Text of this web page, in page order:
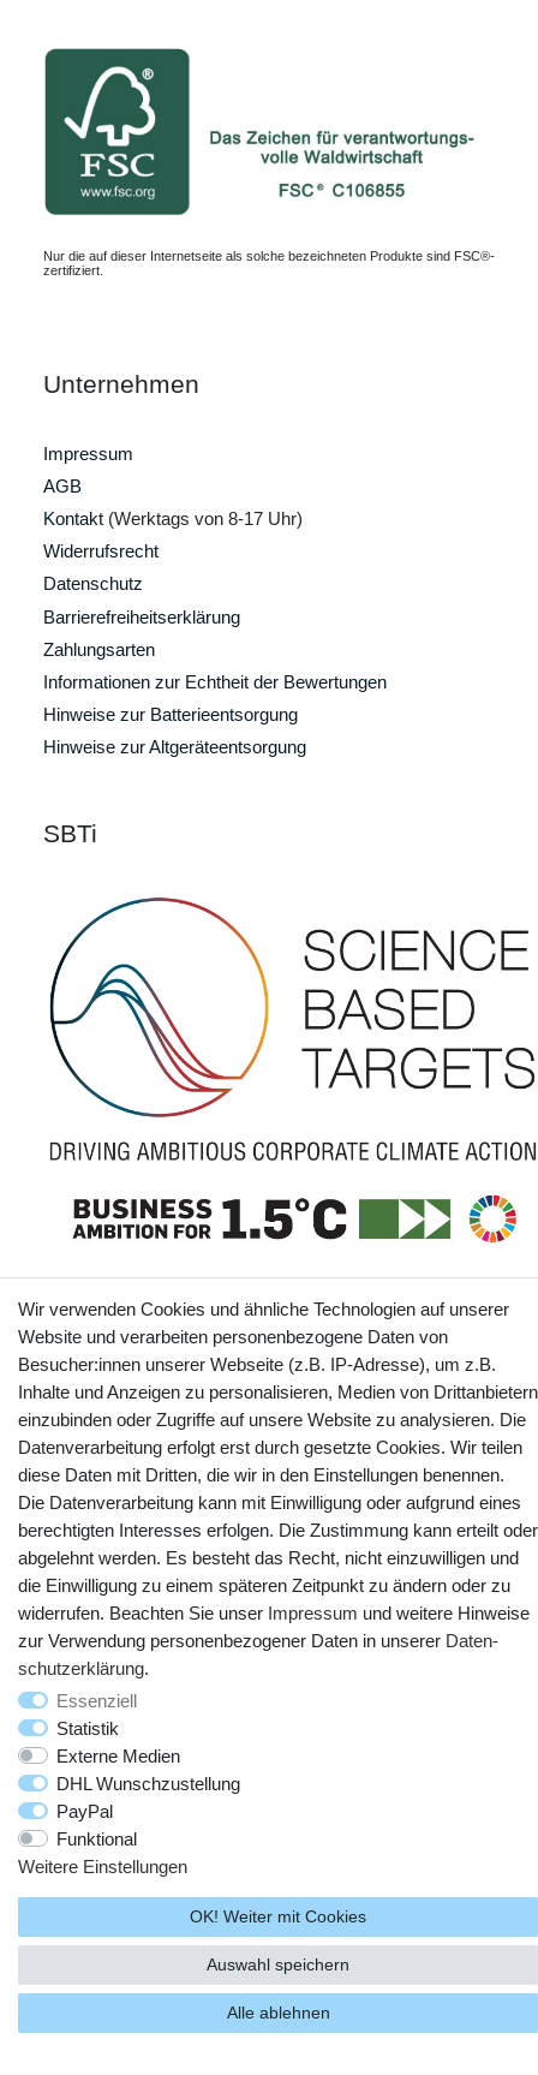
Nur die auf dieser Internetseite als solche bezeichneten Produkte sind FSC®-
zertifiziert.
Unternehmen
Impressum
AGB
Kontakt (Werktags von 8-17 Uhr)
Widerrufsrecht
Datenschutz
Barrierefreiheitserklärung
Zahlungsarten
Informationen zur Echtheit der Bewertungen
Hinweise zur Batterieentsorgung
Hinweise zur Altgeräteentsorgung
SBTi
The SBTi has approved webtotrade GmbH’s near-term science-based
emissions reduction target: webtotrade GmbH commits to reduce absolute
scope 1 and scope 2 GHG emissions 45% by 2030 from a 2024 base year,
and to measure and reduce its scope 3 emissions.
Vertrag widerrufen Kontakt
YouTube Facebook Instagram
© Copyright 2025 webtotrade GmbH. Alle Rechte vorbehalten.
Wir verwenden Cookies und ähnliche Technologien auf unserer
Website und verarbeiten personenbezogene Daten von
Besucher:innen unserer Webseite (z.B. IP-Adresse), um z.B.
Inhalte und Anzeigen zu personalisieren, Medien von Drittanbietern
einzubinden oder Zugriffe auf unsere Website zu analysieren. Die
Datenverarbeitung erfolgt erst durch gesetzte Cookies. Wir teilen
diese Daten mit Dritten, die wir in den Einstellungen benennen.
Die Datenverarbeitung kann mit Einwilligung oder aufgrund eines
berechtigten Interesses erfolgen. Die Zustimmung kann erteilt oder
abgelehnt werden. Es besteht das Recht, nicht einzuwilligen und
die Einwilligung zu einem späteren Zeitpunkt zu ändern oder zu
widerrufen. Beachten Sie unser Impressum und weitere Hinweise
zur Verwendung personenbezogener Daten in unserer Daten­
schutz­erklärung.
Essenziell
Statistik
Externe Medien
DHL Wunschzustellung
PayPal
Funktional
Weitere Einstellungen
OK! Weiter mit Cookies
Alle ablehnen
Auswahl speichern